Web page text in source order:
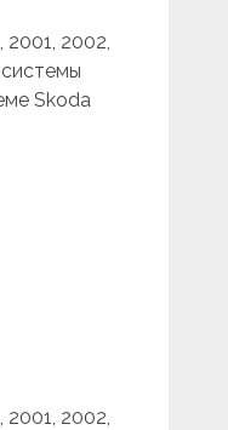
2001, 2002,
Skoda
2002,